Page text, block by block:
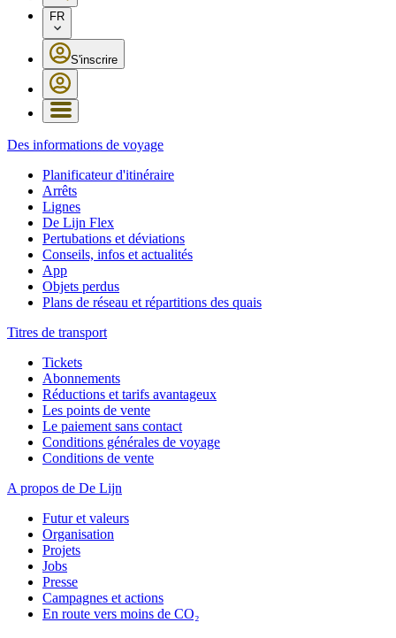
FR
S'inscrire
Des informations de voyage
Planificateur d'itinéraire
Arrêts
Lignes
De Lijn Flex
Pertubations et déviations
Conseils, infos et actualités
App
Objets perdus
Plans de réseau et répartitions des quais
Titres de transport
Tickets
Abonnements
Réductions et tarifs avantageux
Les points de vente
Le paiement sans contact
Conditions générales de voyage
Conditions de vente
A propos de De Lijn
Futur et valeurs
Organisation
Projets
Jobs
Presse
Campagnes et actions
En route vers moins de CO₂